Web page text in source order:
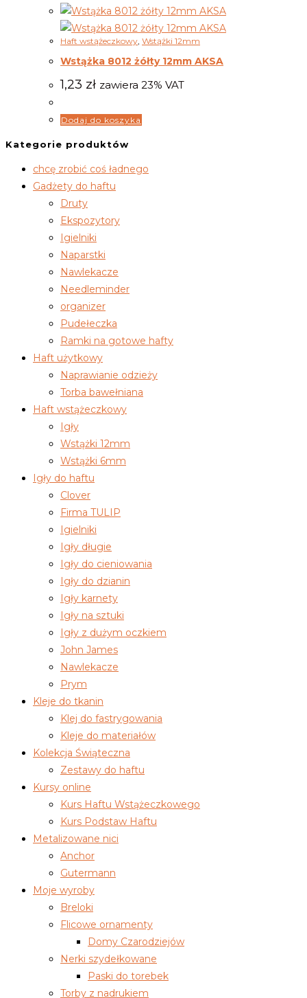
Haft wstążeczkowy Wstążki 12mm
Wstążka 8012 żółty 12mm AKSA
1,23 zł zawiera 23% VAT
Dodaj do koszyka
Kategorie produktów
chcę zrobić coś ładnego
Gadżety do haftu
Druty
Ekspozytory
Igielniki
Naparstki
Nawlekacze
Needleminder
organizer
Pudełeczka
Ramki na gotowe hafty
Haft użytkowy
Naprawianie odzieży
Torba bawełniana
Haft wstążeczkowy
Igły
Wstążki 12mm
Wstążki 6mm
Igły do haftu
Clover
Firma TULIP
Igielniki
Igły długie
Igły do cieniowania
Igły do dzianin
Igły karnety
Igły na sztuki
Igły z dużym oczkiem
John James
Nawlekacze
Prym
Kleje do tkanin
Klej do fastrygowania
Kleje do materiałów
Kolekcja Świąteczna
Zestawy do haftu
Kursy online
Kurs Haftu Wstążeczkowego
Kurs Podstaw Haftu
Metalizowane nici
Anchor
Gutermann
Moje wyroby
Breloki
Flicowe ornamenty
Domy Czarodziejów
Nerki szydełkowane
Paski do torebek
Torby z nadrukiem